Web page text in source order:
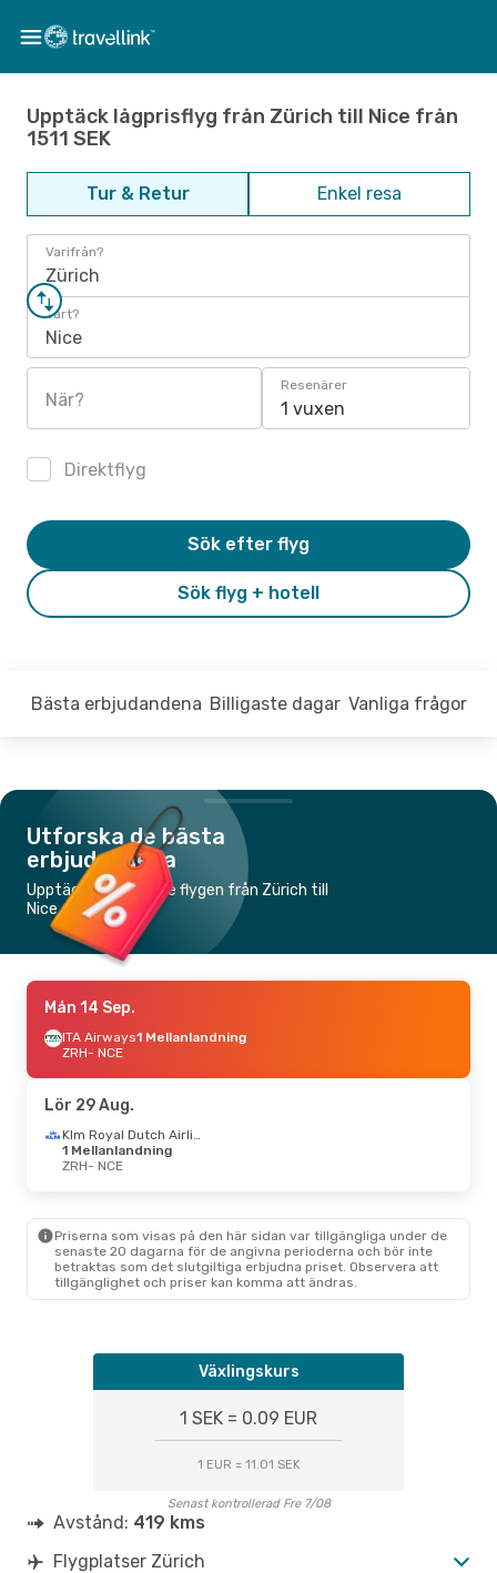
Upptäck lågprisflyg från Zürich till Nice från
1511 SEK
Tur & Retur Enkel resa
Varifrån?
Zürich
Vart?
Nice
När?
Resenärer
1 vuxen
Direktflyg
Sök flyg + hotell
Sök efter flyg
Bästa erbjudandena Billigaste dagar Vanliga frågor
Utforska de bästa
erbjudandena
Upptäck de billigaste flygen från Zürich till
Nice
Mån 14 Sep.
ITA Airways1 Mellanlandning
ZRH- NCE
Lör 29 Aug.
Klm Royal Dutch Airlines
1 Mellanlandning
ZRH- NCE
Priserna som visas på den här sidan var tillgängliga under de
senaste 20 dagarna för de angivna perioderna och bör inte
betraktas som det slutgiltiga erbjudna priset. Observera att
tillgänglighet och priser kan komma att ändras.
Växlingskurs
1 SEK = 0.09 EUR
1 EUR = 11.01 SEK
Senast kontrollerad Fre 7/08
Avstånd: 419 kms
Flygplatser Zürich